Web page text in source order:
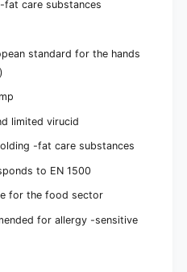
care substances
standard for the hands
limited virucid
-fat care substances
to EN 1500
for the food sector
for allergy -sensitive